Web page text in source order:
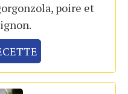
poire et